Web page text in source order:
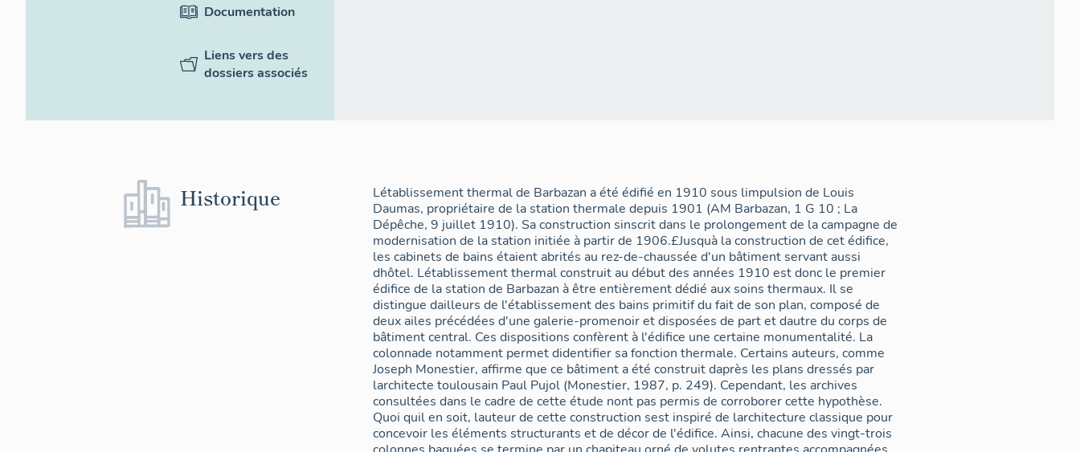
Documentation
Liens vers des
dossiers associés
Historique
Létablissement thermal de Barbazan a été édifié en 1910 sous limpulsion de Louis
Daumas, propriétaire de la station thermale depuis 1901 (AM Barbazan, 1 G 10 ; La
Dépêche, 9 juillet 1910). Sa construction sinscrit dans le prolongement de la campagne de
modernisation de la station initiée à partir de 1906.£Jusquà la construction de cet édifice,
les cabinets de bains étaient abrités au rez-de-chaussée d'un bâtiment servant aussi
dhôtel. Létablissement thermal construit au début des années 1910 est donc le premier
édifice de la station de Barbazan à être entièrement dédié aux soins thermaux. Il se
distingue dailleurs de l'établissement des bains primitif du fait de son plan, composé de
deux ailes précédées d'une galerie-promenoir et disposées de part et dautre du corps de
bâtiment central. Ces dispositions confèrent à l'édifice une certaine monumentalité. La
colonnade notamment permet didentifier sa fonction thermale. Certains auteurs, comme
Joseph Monestier, affirme que ce bâtiment a été construit daprès les plans dressés par
larchitecte toulousain Paul Pujol (Monestier, 1987, p. 249). Cependant, les archives
consultées dans le cadre de cette étude nont pas permis de corroborer cette hypothèse.
Quoi quil en soit, lauteur de cette construction sest inspiré de larchitecture classique pour
concevoir les éléments structurants et de décor de l'édifice. Ainsi, chacune des vingt-trois